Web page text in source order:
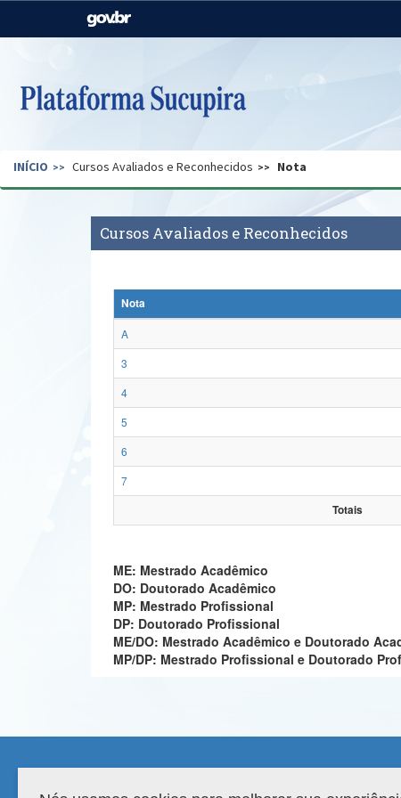
Casa Civil
Pecuária e Abastecimento
Secretaria de Governo Gabinete de Segurança
INÍCIO Cursos Avaliados e Reconhecidos Nota
Cursos Avaliados e Reconhecidos
Nota
A
3
4
5
6
7
Totais
ME: Mestrado Acadêmico
DO: Doutorado Acadêmico
MP: Mestrado Profissional
DP: Doutorado Profissional
ME/DO: Mestrado Acadêmico e Doutorado
MP/DP: Mestrado Profissional e Doutorado